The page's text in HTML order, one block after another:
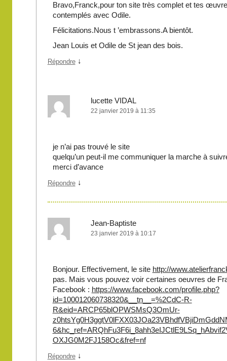
Bravo,Franck,pour ton site très complet et tes
contemplés avec Odile.
Félicitations.Nous t ’embrassons.A bientôt.
Jean Louis et Odile de St jean des bois.
Répondre ↓
lucette VIDAL
22 janvier 2019 à 11:35
je n’ai pas trouvé le site
quelqu’un peut-il me communiquer la marche à
merci d’avance
Répondre ↓
Jean-Baptiste
23 janvier 2019 à 10:17
Bonjour. Effectivement, le site http://
pas. Mais vous pouvez voir certaines oeuvres de
Facebook : https://www.facebook.com/profile.php?
id=100012060738320&__tn__=%2CdC-R-
R&eid=ARCP65blOPWSMsQ3OmUr-
OXJG0M2FJ158Oc&fref=nf
Répondre ↓